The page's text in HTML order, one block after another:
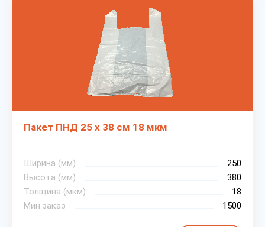
Пакет ПНД 25 х 38 см 18 мкм
Ширина (мм)
250
Высота (мм)
380
Толщина (мкм)
18
Мин.заказ
1500